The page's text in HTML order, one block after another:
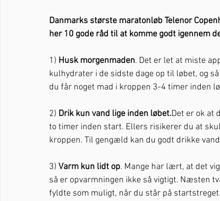
Danmarks største maratonløb Telenor
her 10 gode råd til at komme godt igennem
1) Husk morgenmaden. Det er let at miste
kulhydrater i de sidste dage op til løbet, og
du får noget mad i kroppen 3-4 timer inden
2) Drik kun vand lige inden løbet.Det er ok at
to timer inden start. Ellers risikerer du at
kroppen. Til gengæld kan du godt drikke
3) Varm kun lidt op. Mange har lært, at det
så er opvarmningen ikke så vigtigt. Næsten
fyldte som muligt, når du står på